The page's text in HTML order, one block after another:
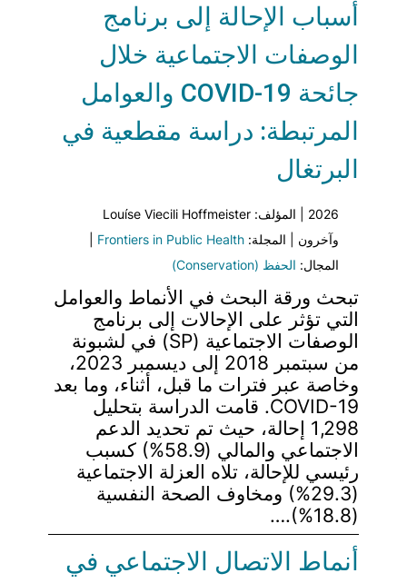
أسباب الإحالة إلى برنامج
الوصفات الاجتماعية خلال
جائحة COVID-19 والعوامل
المرتبطة: دراسة مقطعية في
البرتغال
2026 | المؤلف: Louíse Viecili Hoffmeister
وآخرون | المجلة:Frontiers in Public Health
المجال: الحفظ (Conservation)
تبحث ورقة البحث في الأنماط والعوامل
التي تؤثر على الإحالات إلى برنامج
الوصفات الاجتماعية (SP) في لشبونة
من سبتمبر 2018 إلى ديسمبر 2023،
وخاصة عبر فترات ما قبل، أثناء، وما بعد
COVID-19. قامت الدراسة بتحليل
1,298 إحالة، حيث تم تحديد الدعم
الاجتماعي والمالي (58.9%) كسبب
رئيسي للإحالة، تلاه العزلة الاجتماعية
(29.3%) ومخاوف الصحة النفسية
(18.8%).…
أنماط الاتصال الاجتماعي في